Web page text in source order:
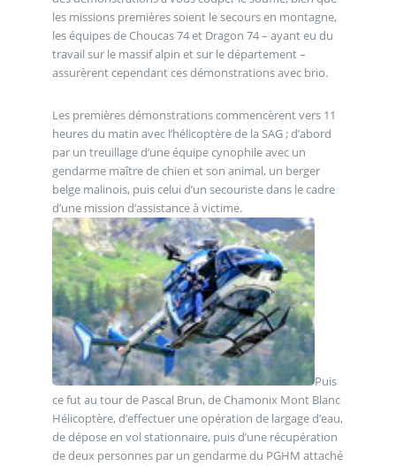
les missions premières soient le secours en montagne,
les équipes de Choucas 74 et Dragon 74 – ayant eu du
travail sur le massif alpin et sur le département –
assurèrent cependant ces démonstrations avec brio.
Les premières démonstrations commencèrent vers 11
heures du matin avec l’hélicoptère de la SAG ; d’abord
par un treuillage d’une équipe cynophile avec un
gendarme maître de chien et son animal, un berger
belge malinois, puis celui d’un secouriste dans le cadre
d’une mission d’assistance à victime.
Puis
ce fut au tour de Pascal Brun, de Chamonix Mont Blanc
Hélicoptère, d’effectuer une opération de largage d’eau,
de dépose en vol stationnaire, puis d’une récupération
de deux personnes par un gendarme du PGHM attaché